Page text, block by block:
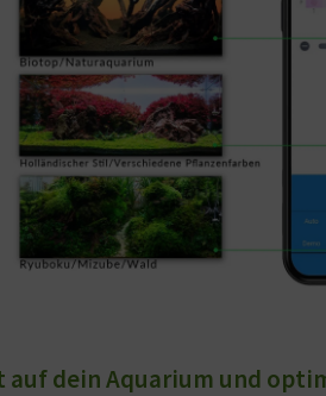
dein Aquarium und